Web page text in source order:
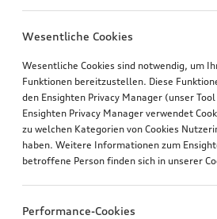
Wesentliche Cookies
Wesentliche Cookies sind notwendig, um
Funktionen bereitzustellen. Diese
den Ensighten Privacy Manager (unser
Ensighten Privacy Manager verwendet
zu welchen Kategorien von Cookies
haben. Weitere Informationen zum
betroffene Person finden sich in unserer
Performance-Cookies